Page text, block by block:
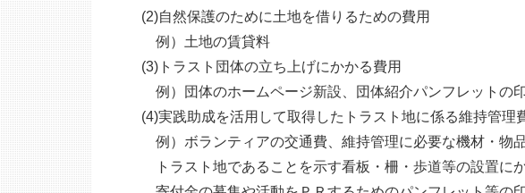
(2)自然保護のために土地を借りるための費用
例）土地の賃貸料
(3)トラスト団体の立ち上げにかかる費用
例）団体のホームページ新設、団体紹介パンフレットの
(4)実践助成を活用して取得したトラスト地に係る維持管理
例）ボランティアの交通費、維持管理に必要な機材・物品
トラスト地であることを示す看板・柵・歩道等の設置にか